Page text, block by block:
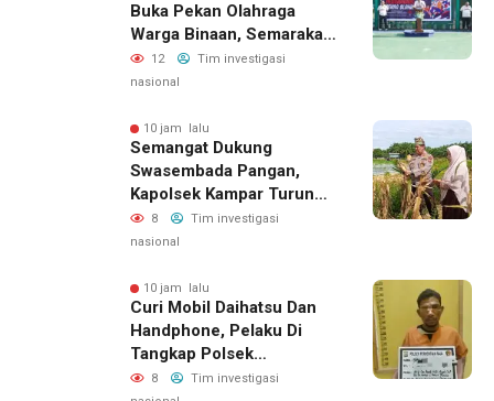
Buka Pekan Olahraga
Warga Binaan, Semarakan
HUT RI Ke-81
12
Tim investigasi
nasional
10 jam lalu
Semangat Dukung
Swasembada Pangan,
Kapolsek Kampar Turun
Langsung Panen Jagung
Di Sendayan
8
Tim investigasi
nasional
10 jam lalu
Curi Mobil Daihatsu Dan
Handphone, Pelaku Di
Tangkap Polsek
Perhentian Raja
8
Tim investigasi